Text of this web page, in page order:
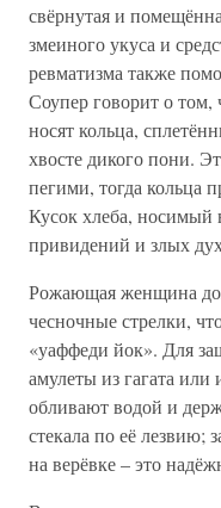
свёрнутая и
змеиного укуса и
ревматизма также
Соупер говорит о
носят кольца,
хвосте дикого пони.
пегими, тогда кольца
Кусок хлеба, носимый
привидений и злых
Рожающая женщина
чесночные стрелки,
«уаффеди йок». Для
амулеты из гагата или
обливают водой и
стекала по её
на верёвке – это